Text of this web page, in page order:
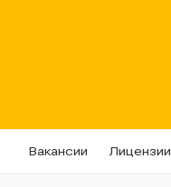
Вакансии Лицензии